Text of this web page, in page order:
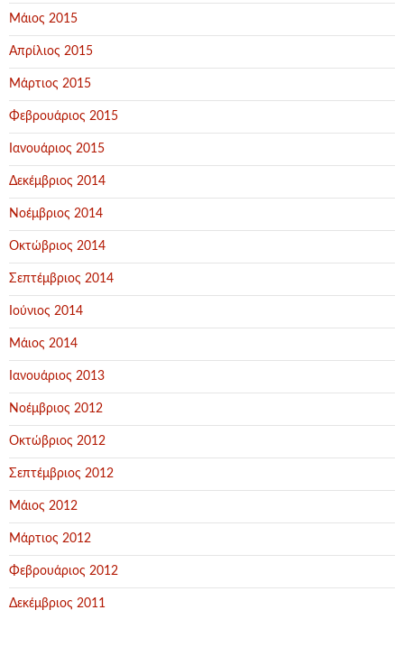
Μάιος 2015
Απρίλιος 2015
Μάρτιος 2015
Φεβρουάριος 2015
Ιανουάριος 2015
Δεκέμβριος 2014
Νοέμβριος 2014
Οκτώβριος 2014
Σεπτέμβριος 2014
Ιούνιος 2014
Μάιος 2014
Ιανουάριος 2013
Νοέμβριος 2012
Οκτώβριος 2012
Σεπτέμβριος 2012
Μάιος 2012
Μάρτιος 2012
Φεβρουάριος 2012
Δεκέμβριος 2011